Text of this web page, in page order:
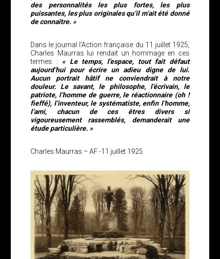
des personnalités les plus fortes, les plus
puissantes, les plus originales qu’il m’ait été donné
de connaître. »
Dans le journal l’Action française du 11 juillet 1925,
Charles Maurras lui rendait un hommage en ces
termes : « Le temps, l’espace, tout fait défaut
aujourd’hui pour écrire un adieu digne de lui.
Aucun portrait hâtif ne conviendrait à notre
douleur. Le savant, le philosophe, l’écrivain, le
patriote, l’homme de guerre, le réactionnaire (oh !
fieffé), l’inventeur, le systématiste, enfin l’homme,
l’ami, chacun de ces êtres divers si
vigoureusement rassemblés, demanderait une
étude particulière. »
Charles Maurras – AF -11 juillet 1925